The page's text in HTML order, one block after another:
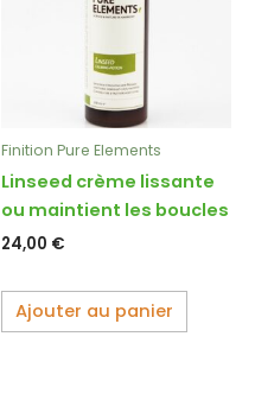
Finition Pure Elements
Linseed crème lissante
ou maintient les boucles
24,00 €
Ajouter au panier